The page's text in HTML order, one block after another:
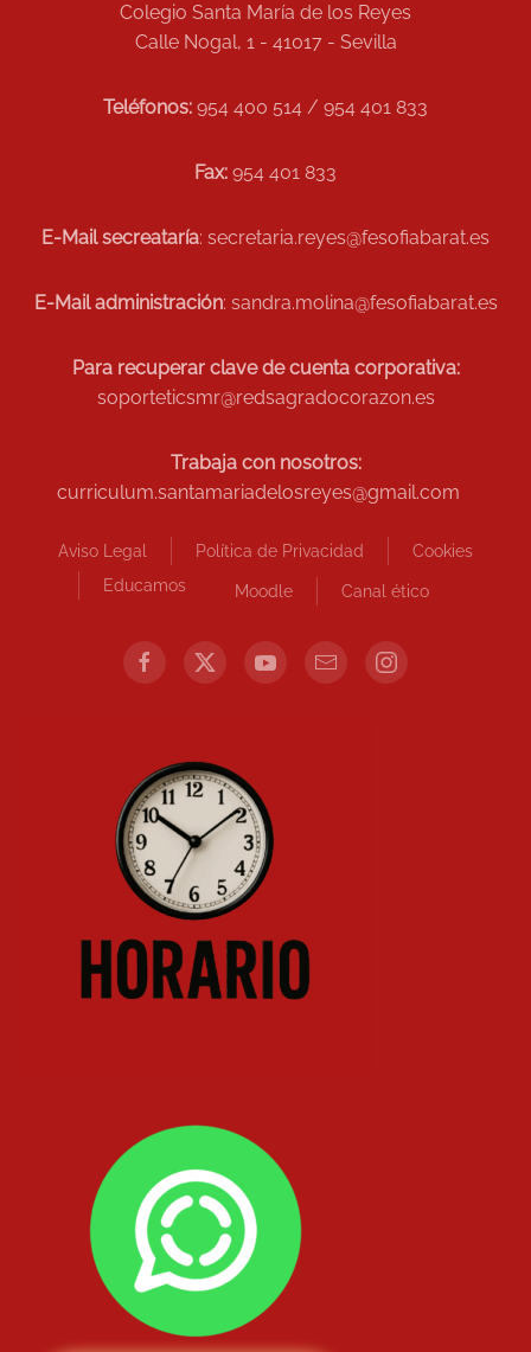
Colegio Santa María de los Reyes
Calle Nogal, 1 - 41017 - Sevilla
Teléfonos: 954 400 514 / 954 401 833
Fax: 954 401 833
E-Mail secreataría: secretaria.reyes@fesofiabarat.es
E-Mail administración: sandra.molina@fesofiabarat.es
Para recuperar clave de cuenta corporativa:
soporteticsmr@redsagradocorazon.es
Trabaja con nosotros:
curriculum.santamariadelosreyes@gmail.com
Aviso Legal Política de Privacidad
Cookies
Educamos
Moodle Canal ético